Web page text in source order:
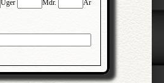
Uger Mdr. År